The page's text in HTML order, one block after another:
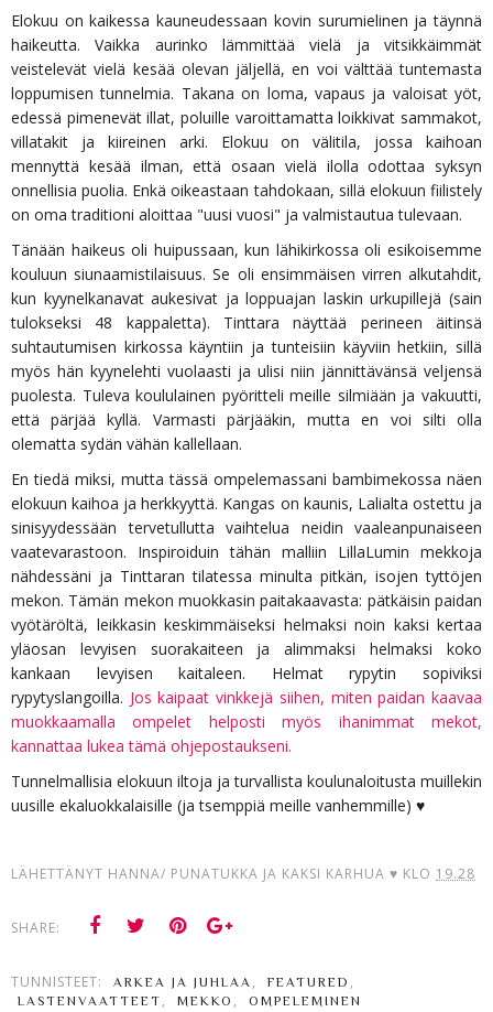
Elokuu on kaikessa kauneudessaan kovin surumielinen ja täynnä
haikeutta. Vaikka aurinko lämmittää vielä ja vitsikkäimmät
veistelevät vielä kesää olevan jäljellä, en voi välttää tuntemasta
loppumisen tunnelmia. Takana on loma, vapaus ja valoisat yöt,
edessä pimenevät illat, poluille varoittamatta loikkivat sammakot,
villatakit ja kiireinen arki. Elokuu on välitila, jossa kaihoan
mennyttä kesää ilman, että osaan vielä ilolla odottaa syksyn
onnellisia puolia. Enkä oikeastaan tahdokaan, sillä elokuun fiilistely
on oma traditioni aloittaa "uusi vuosi" ja valmistautua tulevaan.
Tänään haikeus oli huipussaan, kun lähikirkossa oli esikoisemme
kouluun siunaamistilaisuus. Se oli ensimmäisen virren alkutahdit,
kun kyynelkanavat aukesivat ja loppuajan laskin urkupillejä (sain
tulokseksi 48 kappaletta). Tinttara näyttää perineen äitinsä
suhtautumisen kirkossa käyntiin ja tunteisiin käyviin hetkiin, sillä
myös hän kyynelehti vuolaasti ja ulisi niin jännittävänsä veljensä
puolesta. Tuleva koululainen pyöritteli meille silmiään ja vakuutti,
että pärjää kyllä. Varmasti pärjääkin, mutta en voi silti olla
olematta sydän vähän kallellaan.
En tiedä miksi, mutta tässä ompelemassani bambimekossa näen
elokuun kaihoa ja herkkyyttä. Kangas on kaunis, Lalialta ostettu ja
sinisyydessään tervetullutta vaihtelua neidin vaaleanpunaiseen
vaatevarastoon. Inspiroiduin tähän malliin LillaLumin mekkoja
nähdessäni ja Tinttaran tilatessa minulta pitkän, isojen tyttöjen
mekon. Tämän mekon muokkasin paitakaavasta: pätkäisin paidan
vyötäröltä, leikkasin keskimmäiseksi helmaksi noin kaksi kertaa
yläosan levyisen suorakaiteen ja alimmaksi helmaksi koko
kankaan levyisen kaitaleen. Helmat rypytin sopiviksi
rypytyslangoilla. Jos kaipaat vinkkejä siihen, miten paidan kaavaa
muokkaamalla ompelet helposti myös ihanimmat mekot,
kannattaa lukea tämä ohjepostaukseni.
Tunnelmallisia elokuun iltoja ja turvallista koulunaloitusta muillekin
uusille ekaluokkalaisille (ja tsemppiä meille vanhemmille) ♥
LÄHETTÄNYT HANNA/ PUNATUKKA JA KAKSI KARHUA ♥ KLO 19.28
SHARE:
TUNNISTEET: ARKEA JA JUHLAA , FEATURED ,
LASTENVAATTEET , MEKKO , OMPELEMINEN